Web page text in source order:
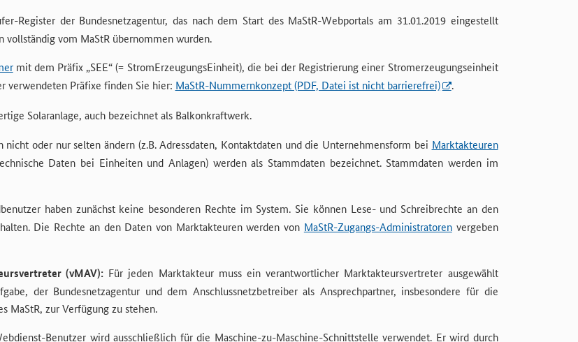
Register der Bundesnetzagentur, das nach dem Start des MaStR-Webportals am 31.01.2019 eingestellt
vollständig vom MaStR übernommen wurden.
mit dem Präfix „SEE“ (= StromErzeugungsEinheit), die bei der Registrierung einer Stromerzeugungseinheit
verwendeten Präfixe finden Sie hier: MaStR-Nummernkonzept (PDF, Datei ist nicht barrierefrei) .
Solaranlage, auch bezeichnet als Balkonkraftwerk.
oder nur selten ändern (z.B. Adressdaten, Kontaktdaten und die Unternehmensform bei Marktakteuren
Daten bei Einheiten und Anlagen) werden als Stammdaten bezeichnet. Stammdaten werden im
haben zunächst keine besonderen Rechte im System. Sie können Lese- und Schreibrechte an den
Die Rechte an den Daten von Marktakteuren werden von MaStR-Zugangs-Administratorenvergeben
(vMAV):Für jeden Marktakteur muss ein verantwortlicher Marktakteursvertreter ausgewählt
der Bundesnetzagentur und dem Anschlussnetzbetreiber als Ansprechpartner, insbesondere für die
MaStR, zur Verfügung zu stehen.
Benutzer wird ausschließlich für die Maschine-zu-Maschine-Schnittstelle verwendet. Er wird durch